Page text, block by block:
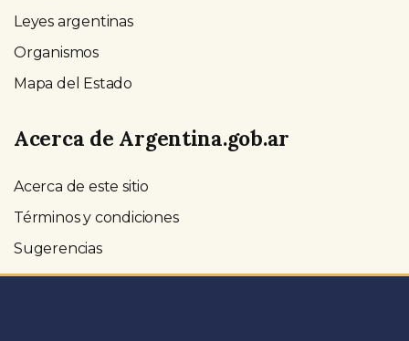
Leyes argentinas
Organismos
Mapa del Estado
Acerca de Argentina.gob.ar
Acerca de este sitio
Términos y condiciones
Sugerencias